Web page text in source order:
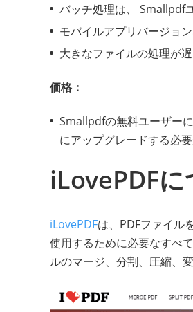
バッチ処理は、 Smallpdf
モバイルアプリバージョ
大きなファイルの処理が
価格：
Smallpdfの無料ユーザー
にアップグレードする必
iLovePDFに
iLovePDFは、PDFファイル
使用するために必要なすべ
ルのマージ、分割、圧縮、